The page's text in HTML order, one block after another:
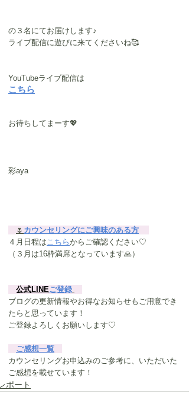
の３名にてお届けします♪
ライブ配信に遊びに来てくださいね🥰
YouTubeライブ配信は
こちら
お待ちしてまーす💖
彩aya
🌷 カウンセリングにご興味のある方
４月日程はこちらからご確認ください♡
（３月は16枠満席となっています🙏）
公式LINEご登録
ブログの更新情報やお得なお知らせもご用意でき
たらと思っています！
ご登録よろしくお願いします♡
ご感想一覧
カウンセリングお申込みのご参考に、いただいた
ご感想を載せています！
ポート